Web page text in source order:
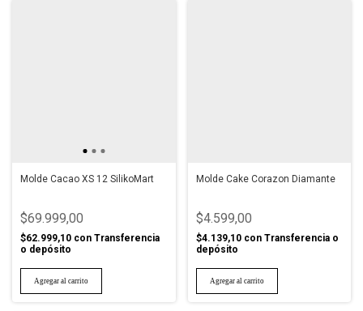
Molde Cacao XS 12 SilikoMart
$69.999,00
$62.999,10 con Transferencia
o depósito
Molde Cake Corazon Diamante
$4.599,00
$4.139,10 con Transferencia o
depósito